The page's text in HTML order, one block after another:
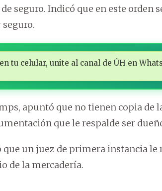
seguro. Indicó que en este orden
seguro.
tu celular, unite al canal de ÚH en
apuntó que no tienen copia de
que le respalde ser
un juez de primera instancia le
de la mercadería.